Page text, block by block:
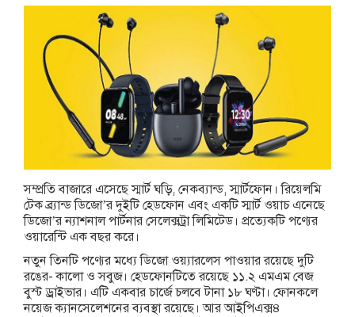
সম্প্রতি বাজারে এসেছে স্মার্ট ঘড়ি, নেকব্যান্ড, স্মার্টফোন। রিয়েলমি
টেক ব্র্যান্ড ডিজো’র দুইটি হেডফোন এবং একটি স্মার্ট ওয়াচ এনেছে
ডিজো’র ন্যাশনাল পার্টনার সেলেক্সট্রা লিমিটেড। প্রত্যেকটি পণ্যের
ওয়ারেন্টি এক বছর করে।
নতুন তিনটি পণ্যের মধ্যে ডিজো ওয়্যারলেস পাওয়ার রয়েছে দুটি
রঙের- কালো ও সবুজ। হেডফোনটিতে রয়েছে ১১.২ এমএম বেজ
বুস্ট ড্রাইভার। এটি একবার চার্জে চলবে টানা ১৮ ঘণ্টা। ফোনকলে
নয়েজ ক্যানসেলেশনের ব্যবস্থা রয়েছে। আর আইপিএক্স৪